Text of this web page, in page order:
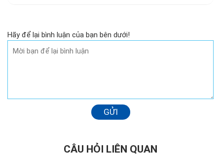
Hãy để lại bình luận của bạn bên dưới!
GỬI
CÂU HỎI LIÊN QUAN